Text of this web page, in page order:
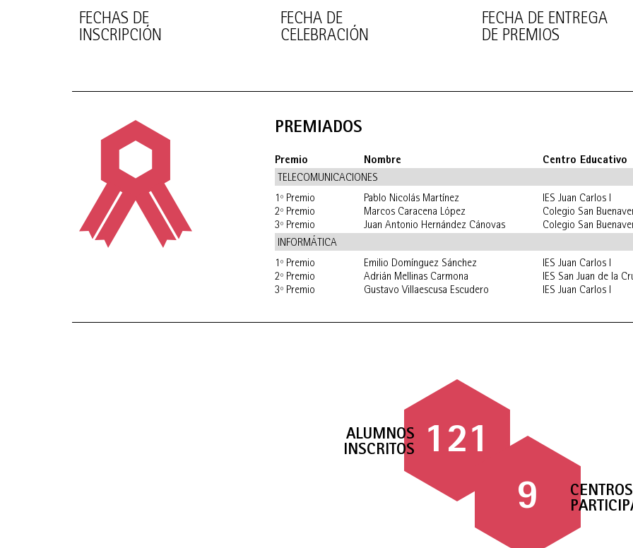
FECHAS DE
INSCRIPCIÓN
FECHA DE
CELEBRACIÓN
FECHA DE ENTREGA
DE PREMIOS
PREMIADOS
Premio Nombre
Centro Educativo
TELECOMUNICACIONES
1º Premio
Pablo Nicolás Martínez
IES Juan Carlos I
2º Premio
Marcos Caracena López
Colegio San
3º Premio
Juan Antonio Hernández Cánovas
Colegio San
INFORMÁTICA
1º Premio
Emilio Domínguez Sánchez
IES Juan Carlos I
2º Premio
Adrián Mellinas Carmona
IES San Juan de la
3º Premio
Gustavo Villaescusa Escudero IES Juan Carlos I
121
ALUMNOS
INSCRITOS
9
CENTROS